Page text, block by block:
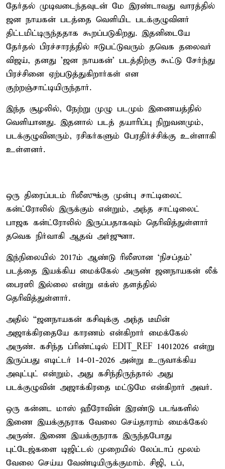
தேர்தல் முடிவடைந்தவுடன் மே இரண்டாவது வாரத்தில்
ஜன நாயகன் படத்தை வெளியிட படக்குழுவினர்
திட்டமிட்டிருந்ததாக கூறப்படுகிறது. இதனிடையே
தேர்தல் பிரச்சாரத்தில் ஈடுபட்டுவரும் தவெக தலைவர்
விஜய், தனது 'ஜன நாயகன்' படத்திற்கு கூட்டு சேர்ந்து
பிரச்சினை ஏற்படுத்துகிறார்கள் என
குற்றஞ்சாட்டியிருந்தார்.
இந்த சூழலில், நேற்று முழு படமும் இணையத்தில்
வெளியானது. இதனால் படத் தயாரிப்பு நிறுவனமும்,
படக்குழுவினரும், ரசிகர்களும் பேரதிர்ச்சிக்கு உள்ளாகி
உள்ளனர்.
ஒரு திரைப்படம் ரிலீஸுக்கு முன்பு சாட்டிலைட்
கன்ட்ரோலில் இருக்கும் என்றும், அந்த சாட்டிலைட்
பாஜக கன்ட்ரோலில் இருப்பதாகவும் தெரிவித்துள்ளார்
தவெக நிர்வாகி ஆதவ் அர்ஜுனா.
இந்நிலையில் 2017ம் ஆண்டு ரிலீஸான ‘நிசப்தம்’
படத்தை இயக்கிய மைக்கேல் அருண் ஜனநாயகன் லீக்
பைரஸி இல்லை என்று எக்ஸ் தளத்தில்
தெரிவித்துள்ளார்.
அதில் “ஜனநாயகன் கசிவுக்கு அந்த டீமின்
அஜாக்கிரதையே காரணம் என்கிறார் மைக்கேல்
அருண். கசிந்த ப்ரிண்ட்டில் EDIT_REF 14012026 என்று
இருப்பது எடிட்டர் 14-01-2026 அன்று உருவாக்கிய
அவுட்புட் என்றும், அது கசிந்திருந்தால் அது
படக்குழுவின் அஜாக்கிரதை மட்டுமே என்கிறார் அவர்.
ஒரு கன்னட மாஸ் ஹீரோவின் இரண்டு படங்களில்
இணை இயக்குநராக வேலை செய்தாராம் மைக்கேல்
அருண். இணை இயக்குநராக இருந்தபோது
புட்டேஜ்களை டிஜிட்டல் முறையில் லேப்டாப் மூலம்
வேலை செய்ய வேண்டியிருக்குமாம். சிஜி, டப்,